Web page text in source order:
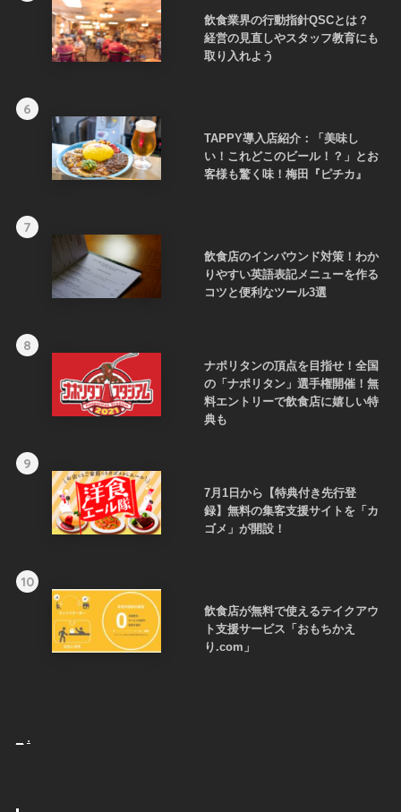
飲食業界の行動指針QSCとは？
経営の見直しやスタッフ教育にも
取り入れよう
6
TAPPY導入店紹介：「美味し
い！これどこのビール！？」とお
客様も驚く味！梅田『ピチカ』
7
飲食店のインバウンド対策！わか
りやすい英語表記メニューを作る
コツと便利なツール3選
8
ナポリタンの頂点を目指せ！全国
の「ナポリタン」選手権開催！無
料エントリーで飲食店に嬉しい特
典も
9
7月1日から【特典付き先行登
録】無料の集客支援サイトを「カ
ゴメ」が開設！
10
飲食店が無料で使えるテイクアウ
ト支援サービス「おもちかえ
り.com」
.